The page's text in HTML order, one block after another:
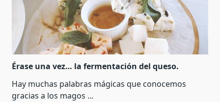
Érase una vez… la fermentación del queso.
Hay muchas palabras mágicas que conocemos
gracias a los magos ...